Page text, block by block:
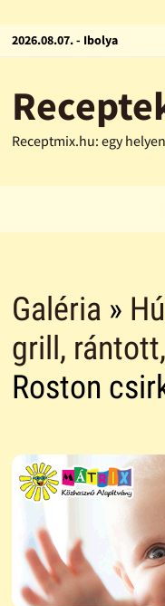
2026.08.07. - Ibolya
Receptmix.hu: egy
Galéria »
grill,
Roston